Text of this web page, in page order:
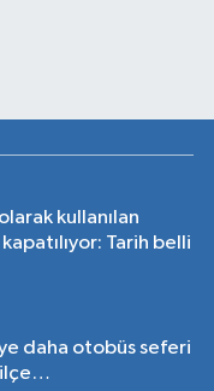
kullanılan
Tarih belli
daha otobüs seferi
ilçe…